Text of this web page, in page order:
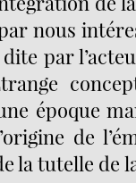
nous
par
époque
de
la tutelle de